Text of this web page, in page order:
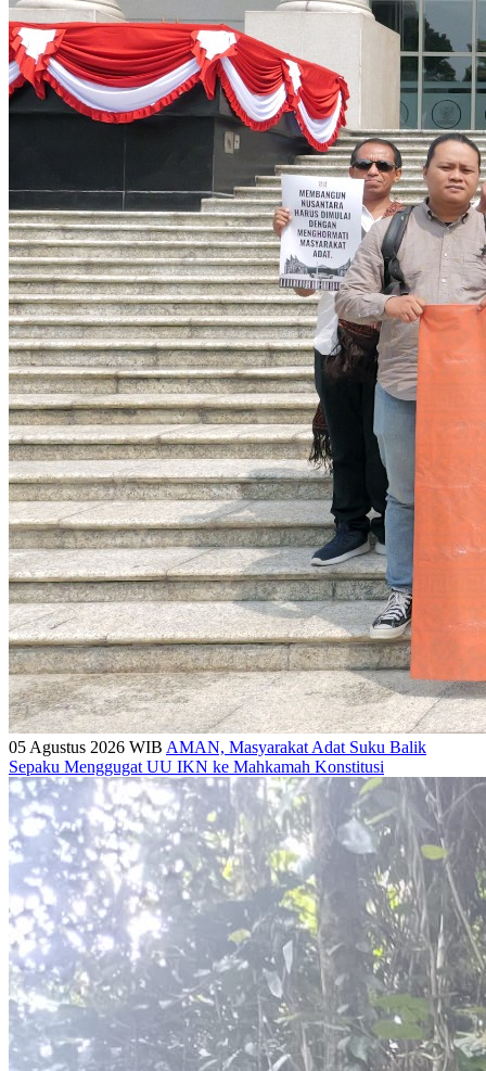
05 Agustus 2026 WIB AMAN, Masyarakat Adat Suku Balik
Sepaku Menggugat UU IKN ke Mahkamah Konstitusi